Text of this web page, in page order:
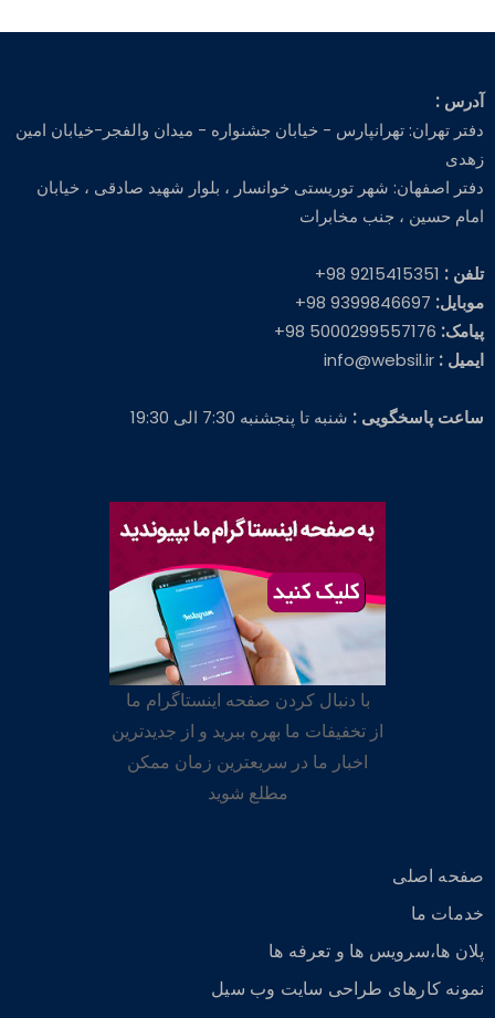
آدرس :
دفتر تهران: تهرانپارس - خیابان جشنواره - میدان والفجر-خیابان امین
زهدی
دفتر اصفهان: شهر توریستی خوانسار ، بلوار شهید صادقی ، خیابان
امام حسین ، جنب مخابرات
تلفن :
موبایل:
پیامک:
ایمیل :
ساعت پاسخگویی : شنبه تا پنجشنبه 7:30 الی 19:30
با دنبال کردن صفحه اینستاگرام ما
از تخفیفات ما بهره ببرید و از جدیدترین
اخبار ما در سریعترین زمان ممکن
مطلع شوید
صفحه اصلی
خدمات ما
پلان ها،سرویس ها و تعرفه ها
نمونه کارهای طراحی سایت وب سیل